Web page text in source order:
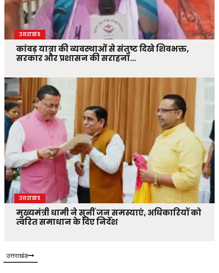
उत्तराखंड
कांवड़ यात्रा की व्यवस्थाओं से संतुष्ट दिखे शिवभक्त,
सरकार और प्रशासन की सराहना…
उत्तराखंड
मुख्यमंत्री धामी ने सुनीं जन समस्याएं, अधिकारियों को
त्वरित समाधान के दिए निर्देश
उत्तराखंड